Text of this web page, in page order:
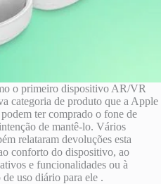
o primeiro dispositivo AR/VR
categoria de produto que a Apple
ter comprado o fone de
de mantê-lo. Vários
relataram devoluções esta
conforto do dispositivo, ao
e funcionalidades ou à
uso diário para ele .